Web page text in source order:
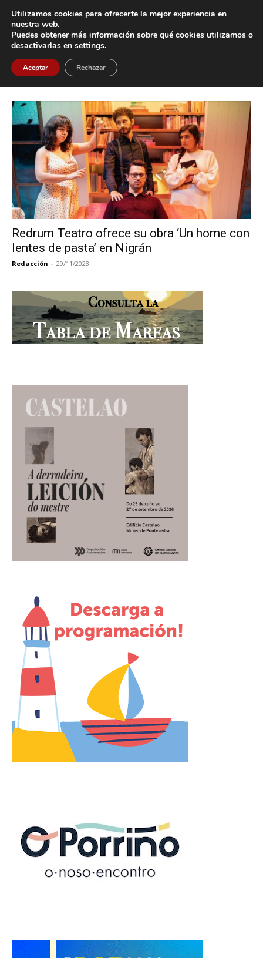
Inicio Etiquetas Un home con lentes de pasta
Etiqueta: Un home con lentes de
pasta
Redrum Teatro ofrece su obra ‘Un home con
lentes de pasta’ en Nigrán
Redacción - 29/11/2023
Utilizamos cookies para ofrecerte la mejor experiencia en
nuestra web.
Puedes obtener más información sobre qué cookies utilizamos o
desactivarlas en settings.
Aceptar Rechazar